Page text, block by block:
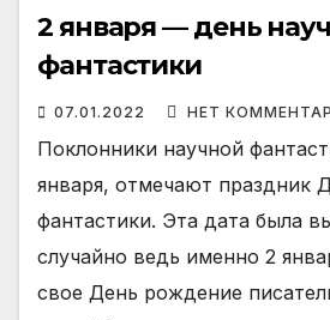
2 января — день
фантастики
07.01.2022 НЕТ
Поклонники научной
января, отмечают праздник
фантастики. Эта дата была
случайно ведь именно 2
свое День рождение